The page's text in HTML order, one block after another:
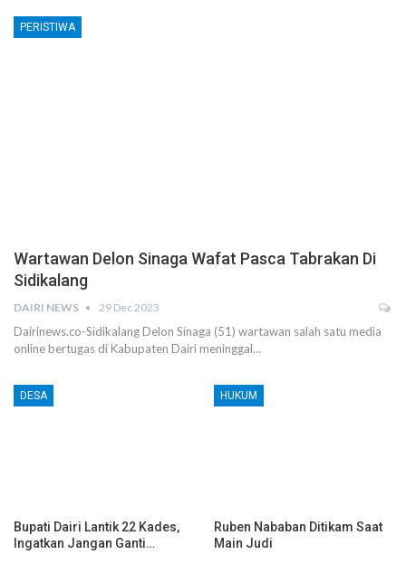
PERISTIWA
Wartawan Delon Sinaga Wafat Pasca Tabrakan Di
Sidikalang
DAIRI NEWS 29 Dec 2023
Dairinews.co-Sidikalang Delon Sinaga (51) wartawan salah satu media
online bertugas di Kabupaten Dairi meninggal…
DESA
Bupati Dairi Lantik 22 Kades,
Ingatkan Jangan Ganti…
HUKUM
Ruben Nababan Ditikam Saat
Main Judi